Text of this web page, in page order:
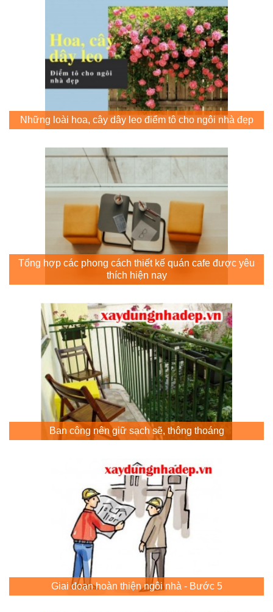
Những loài hoa, cây dây leo điểm tô cho ngôi nhà đẹp
Tổng hợp các phong cách thiết kế quán cafe được yêu
thích hiện nay
Ban công nên giữ sạch sẽ, thông thoáng
Giai đoạn hoàn thiện ngôi nhà - Bước 5